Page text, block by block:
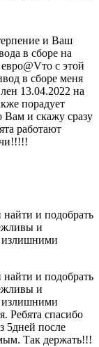
и Ваш
в сборе на
с этой
в сборе меня
13.04.2022 на
порадует
Вам и скажу сразу
работают
и подобрать
и
излишними
и подобрать
и
излишними
Ребята спасибо
5дней после
Так держать!!!